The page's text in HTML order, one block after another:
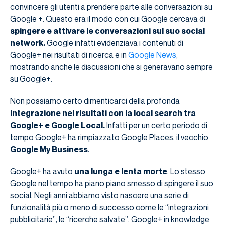
convincere gli utenti a prendere parte alle conversazioni su
Google +. Questo era il modo con cui Google cercava di
spingere e attivare le conversazioni sul suo social
network.Google infatti evidenziava i contenuti di
Google+ nei risultati di ricerca e in Google News,
mostrando anche le discussioni che si generavano sempre
su Google+.
Non possiamo certo dimenticarci della profonda
integrazione nei risultati con la local search tra
Google+ e Google Local.Infatti per un certo periodo di
tempo Google+ ha rimpiazzato Google Places, il vecchio
Google My Business.
Google+ ha avuto una lunga e lenta morte. Lo stesso
Google nel tempo ha piano piano smesso di spingere il suo
social. Negli anni abbiamo visto nascere una serie di
funzionalità più o meno di successo come le “integrazioni
pubblicitarie”, le “ricerche salvate”, Google+ in knowledge